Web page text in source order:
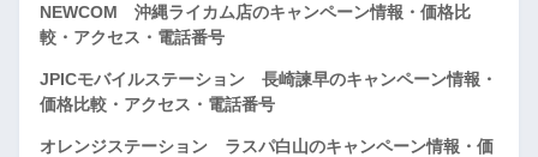
NEWCOM 沖縄ライカム店のキャンペーン情報・価格比
較・アクセス・電話番号
JPICモバイルステーション 長崎諫早のキャンペーン情報・
価格比較・アクセス・電話番号
オレンジステーション ラスパ白山のキャンペーン情報・価